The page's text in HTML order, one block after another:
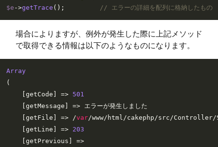
$e ->getTrace (); // エラーの詳細を配列に格納したもの
場合によりますが、例外が発生した際に上記メソッド
で取得できる情報は以下のようなものになります。
Array
(
    [getCode] =>
501
    [getMessage] => エラーが発生しました
    [getFile] => /
var/www/html/cakephp/src/Controller/
    [getLine] =>
203
    [getPrevious] =>